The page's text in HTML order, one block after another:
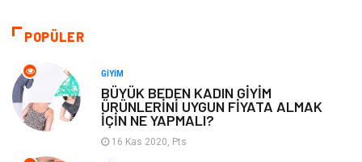
Alışveriş
Otomotiv
Eğitim Kurumları Yapı İnşaat
POPÜLER
GIYIM
BÜYÜK BEDEN KADIN GİYİM
ÜRÜNLERİNİ UYGUN FİYATA ALMAK
İÇİN NE YAPMALI?
16 Kas 2020, Pts